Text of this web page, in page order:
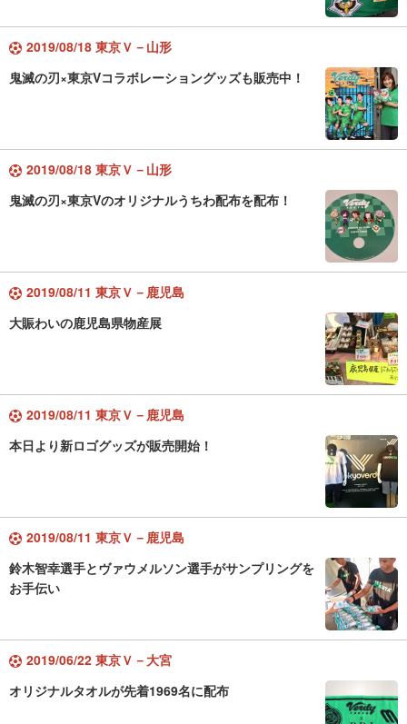
2019/08/18 東京Ｖ－山形
鬼滅の刃×東京Vコラボレーショングッズも販売中！
2019/08/18 東京Ｖ－山形
鬼滅の刃×東京Vのオリジナルうちわ配布を配布！
2019/08/11 東京Ｖ－鹿児島
大賑わいの鹿児島県物産展
2019/08/11 東京Ｖ－鹿児島
本日より新ロゴグッズが販売開始！
2019/08/11 東京Ｖ－鹿児島
鈴木智幸選手とヴァウメルソン選手がサンプリングを
お手伝い
2019/06/22 東京Ｖ－大宮
オリジナルタオルが先着1969名に配布